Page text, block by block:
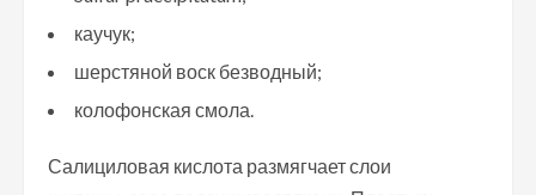
каучук;
шерстяной воск безводный;
колофонская смола.
Салициловая кислота размягчает слои